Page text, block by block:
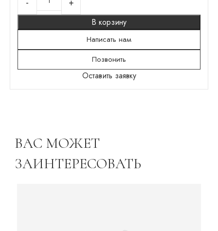
В корзину
Написать нам
Позвонить
Оставить заявку
ВАС МОЖЕТ
ЗАИНТЕРЕСОВАТЬ